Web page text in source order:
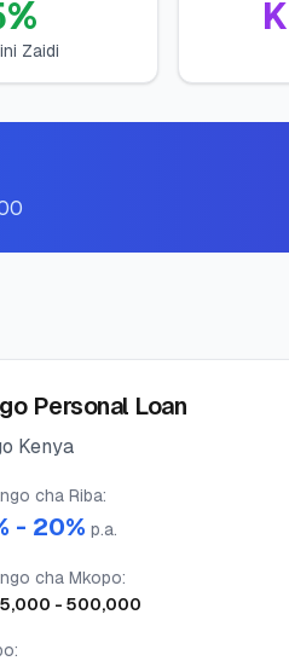
%
Zaidi
Personal Loan
Kenya
cha Riba:
- 20% p.a.
cha Mkopo:
5,000 -500,000
: